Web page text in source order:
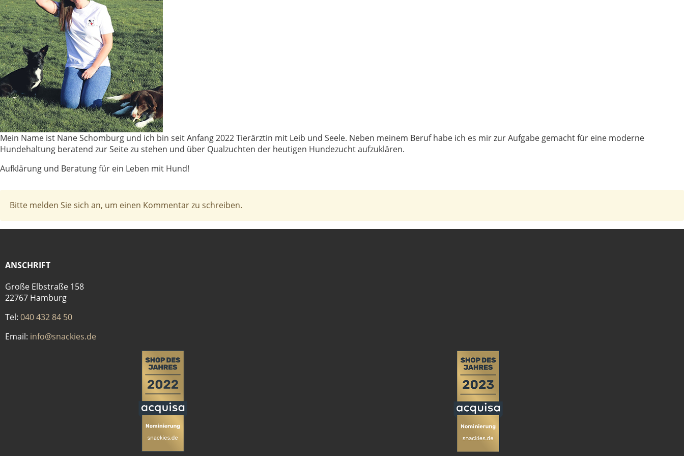
Mein Name ist Nane Schomburg und ich bin seit Anfang 2022 Tierärztin mit Leib und Seele. Neben meinem Beruf habe ich es mir zur Aufgabe gemacht für eine moderne
Hundehaltung beratend zur Seite zu stehen und über Qualzuchten der heutigen Hundezucht aufzuklären.
Aufklärung und Beratung für ein Leben mit Hund!
x
Bitte melden Sie sich an, um einen Kommentar zu schreiben.
ANSCHRIFT
Große Elbstraße 158
22767 Hamburg
Tel: 040 432 84 50
Email: info@snackies.de